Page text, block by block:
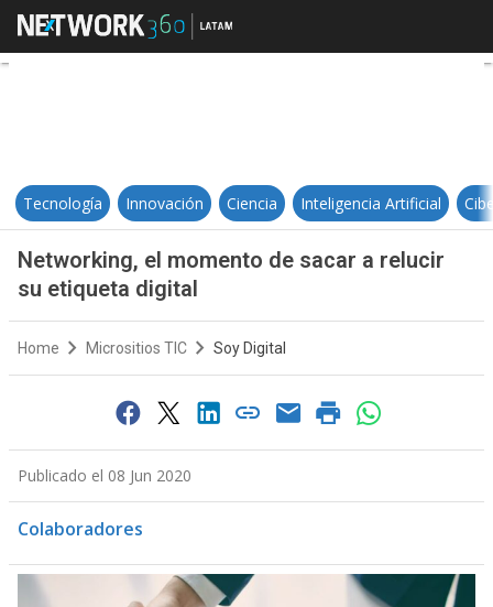
Networking, el momento de
Tecnología Innovación Ciencia Inteligencia Artificial
Networking, el momento de sacar a relucir
su etiqueta digital
Home Micrositios TIC Soy Digital
Publicado el 08 Jun 2020
Colaboradores